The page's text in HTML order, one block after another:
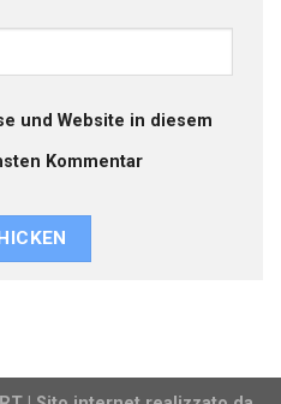
und Website in diesem
Kommentar